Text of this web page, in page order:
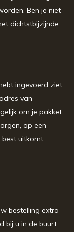
Ben je niet
dichtstbijzijnde
ingevoerd ziet
van
om je pakket
op een
uitkomt.
bestelling extra
bij u in de buurt